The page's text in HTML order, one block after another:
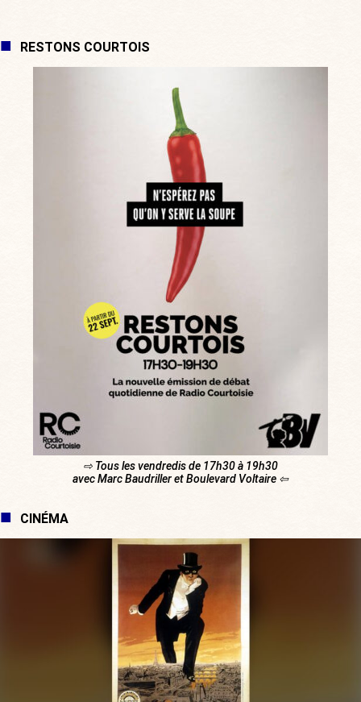
RESTONS COURTOIS
⇨ Tous les vendredis de 17h30 à 19h30
avec Marc Baudriller et Boulevard Voltaire ⇦
CINÉMA